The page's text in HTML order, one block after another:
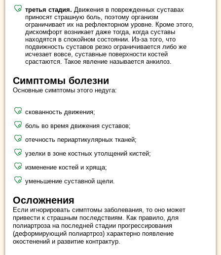
третья стадия. Движения в поврежденных суставах
приносят страшную боль, поэтому организм
ограничивает их на рефлекторном уровне. Кроме этого,
дискомфорт возникает даже тогда, когда суставы
находятся в спокойном состоянии. Из-за того, что
подвижность суставов резко ограничивается либо же
исчезает вовсе, суставные поверхности костей
срастаются. Такое явление называется анкилоз.
Симптомы болезни
Основные симптомы этого недуга:
скованность движения;
боль во время движения суставов;
отечность периартикулярных тканей;
узелки в зоне костных утолщений кистей;
изменение костей и хряща;
уменьшение суставной щели.
Осложнения
Если игнорировать симптомы заболевания, то оно может
привести к страшным последствиям. Как правило, для
полиартроза на последней стадии прогрессирования
(деформирующий полиартроз) характерно появление
окостенений и развитие контрактур.